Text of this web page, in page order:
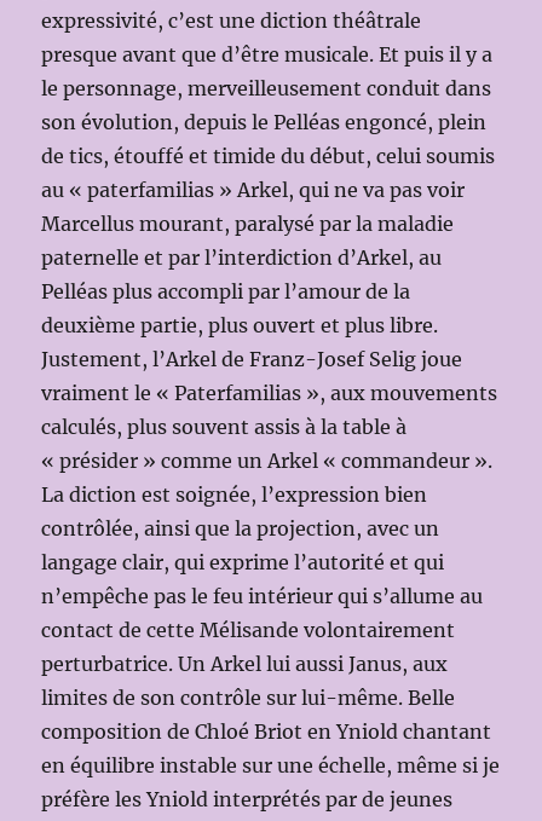
expressivité, c’est une diction théâtrale
presque avant que d’être musicale. Et puis il y a
le personnage, merveilleusement conduit dans
son évolution, depuis le Pelléas engoncé, plein
de tics, étouffé et timide du début, celui soumis
au « paterfamilias » Arkel, qui ne va pas voir
Marcellus mourant, paralysé par la maladie
paternelle et par l’interdiction d’Arkel, au
Pelléas plus accompli par l’amour de la
deuxième partie, plus ouvert et plus libre.
Justement, l’Arkel de Franz-Josef Selig joue
vraiment le « Paterfamilias », aux mouvements
calculés, plus souvent assis à la table à
« présider » comme un Arkel « commandeur ».
La diction est soignée, l’expression bien
contrôlée, ainsi que la projection, avec un
langage clair, qui exprime l’autorité et qui
n’empêche pas le feu intérieur qui s’allume au
contact de cette Mélisande volontairement
perturbatrice. Un Arkel lui aussi Janus, aux
limites de son contrôle sur lui-même. Belle
composition de Chloé Briot en Yniold chantant
en équilibre instable sur une échelle, même si je
préfère les Yniold interprétés par de jeunes